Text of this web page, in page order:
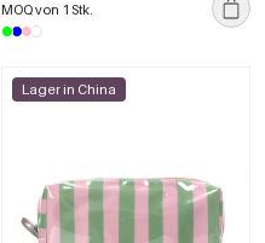
MOQ von 1 Stk.
Lager in China